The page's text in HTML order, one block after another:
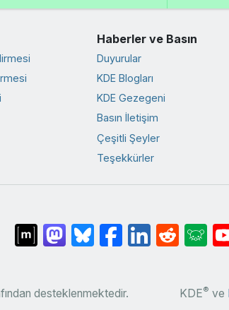
Haberler ve Basın
Duyurular
KDE Blogları
KDE Gezegeni
Basın İletişim
Çeşitli Şeyler
Teşekkürler
desteklenmektedir. KDE® ve